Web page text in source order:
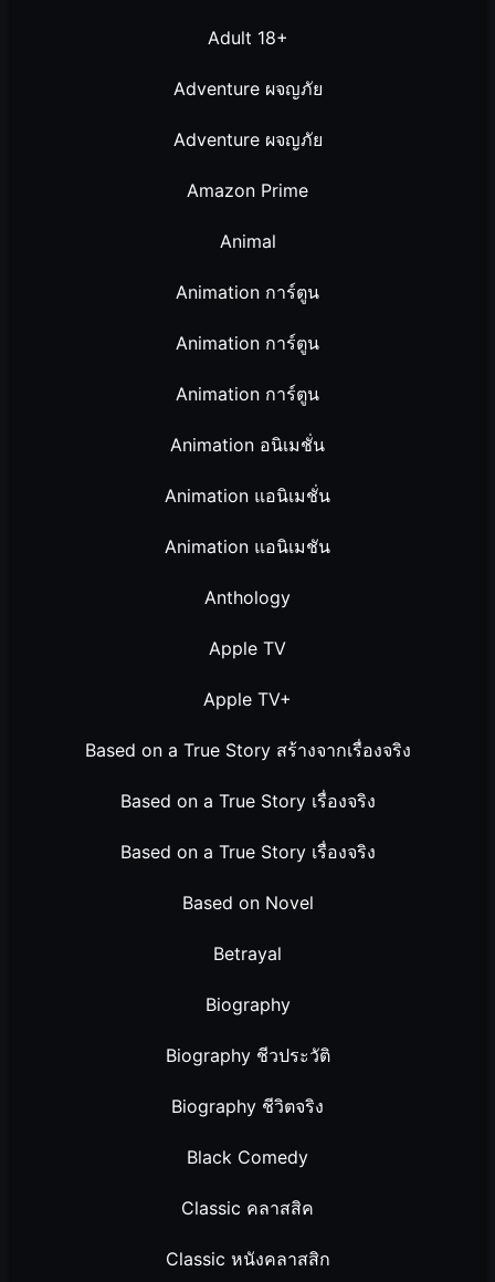
Adult 18+
Adventure ผจญภัย
Adventure ผจญภัย
Amazon Prime
Animal
Animation การ์ตูน
Animation การ์ตูน
Animation การ์ตูน
Animation อนิเมชั่น
Animation แอนิเมชั่น
Animation แอนิเมชัน
Anthology
Apple TV
Apple TV+
Based on a True Story สร้างจากเรื่องจริง
Based on a True Story เรื่องจริง
Based on a True Story เรื่องจริง
Based on Novel
Betrayal
Biography
Biography ชีวประวัติ
Biography ชีวิตจริง
Black Comedy
Classic คลาสสิค
Classic หนังคลาสสิก